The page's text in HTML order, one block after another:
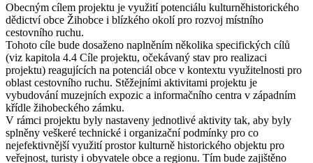
Obecným cílem projektu je využití potenciálu kulturněhistorického
dědictví obce Žihobce i blízkého okolí pro rozvoj místního
cestovního ruchu.
Tohoto cíle bude dosaženo naplněním několika specifických cílů
(viz kapitola 4.4 Cíle projektu, očekávaný stav pro realizaci
projektu) reagujících na potenciál obce v kontextu využitelnosti pro
oblast cestovního ruchu. Stěžejními aktivitami projektu je
vybudování muzejních expozic a informačního centra v západním
křídle žihobeckého zámku.
V rámci projektu byly nastaveny jednotlivé aktivity tak, aby byly
splněny veškeré technické i organizační podmínky pro co
nejefektivnější využití prostor kulturně historického objektu pro
veřejnost, turisty i obyvatele obce a regionu. Tím bude zajištěno